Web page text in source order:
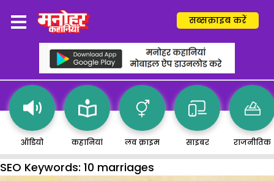
सब्सक्राइब करें
ऑडियो कहानियां लव क्राइम साइबर राजनीतिक
SEO Keywords: 10 marriages